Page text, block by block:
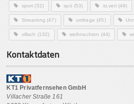
sport (52) spö (53) st.veit(49)
Streaming (47) umfrage (45)
villach (132) weihnachten (44)
Kontaktdaten
KT1 Privatfernsehen GmbH
Villacher Straße 161